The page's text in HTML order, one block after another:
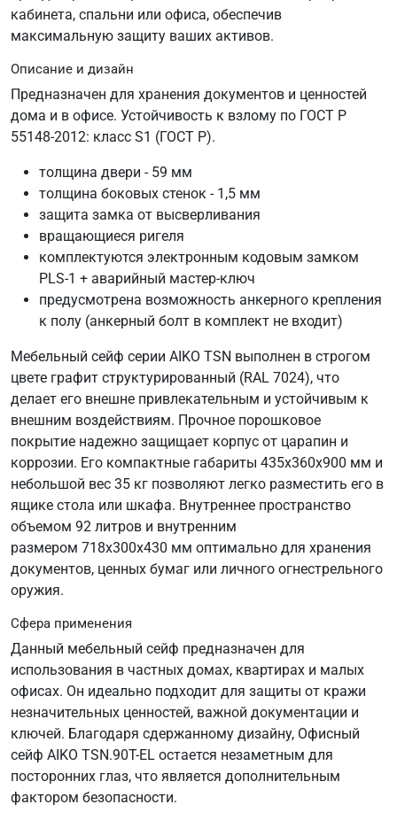
кабинета, спальни или офиса, обеспечив
максимальную защиту ваших активов.
Описание и дизайн
Предназначен для хранения документов и ценностей
дома и в офисе. Устойчивость к взлому по ГОСТ Р
55148-2012: класс S1 (ГОСТ Р).
толщина двери - 59 мм
толщина боковых стенок - 1,5 мм
защита замка от высверливания
вращающиеся ригеля
комплектуются электронным кодовым замком
PLS-1 + аварийный мастер-ключ
предусмотрена возможность анкерного крепления
к полу (анкерный болт в комплект не входит)
Мебельный сейф серии AIKO TSN выполнен в строгом
цвете графит структурированный (RAL 7024), что
делает его внешне привлекательным и устойчивым к
внешним воздействиям. Прочное порошковое
покрытие надежно защищает корпус от царапин и
коррозии. Его компактные габариты 435х360х900 мм и
небольшой вес 35 кг позволяют легко разместить его в
ящике стола или шкафа. Внутреннее пространство
объемом 92 литров и внутренним
размером 718х300х430 мм оптимально для хранения
документов, ценных бумаг или личного огнестрельного
оружия.
Сфера применения
Данный мебельный сейф предназначен для
использования в частных домах, квартирах и малых
офисах. Он идеально подходит для защиты от кражи
незначительных ценностей, важной документации и
ключей. Благодаря сдержанному дизайну, Офисный
сейф AIKO TSN.90T-EL остается незаметным для
посторонних глаз, что является дополнительным
фактором безопасности.